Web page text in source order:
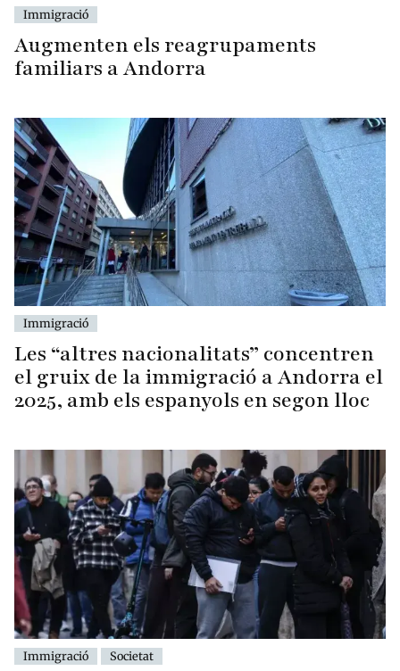
Immigració
Augmenten els reagrupaments
familiars a Andorra
Immigració
Les “altres nacionalitats” concentren
el gruix de la immigració a Andorra el
2025, amb els espanyols en segon lloc
Immigració Societat